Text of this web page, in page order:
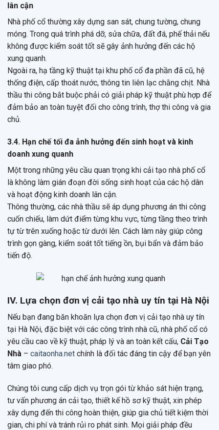
lân cận
Nhà phố cổ thường xây dựng san sát, chung tường, chung
móng. Trong quá trình phá dỡ, sửa chữa, đất đá, phế thải nếu
không được kiểm soát tốt sẽ gây ảnh hưởng đến các hộ
xung quanh.
Ngoài ra, hạ tầng kỹ thuật tại khu phố cổ đa phần đã cũ, hệ
thống điện, cấp thoát nước, thông tin liên lạc chằng chịt. Nhà
thầu thi công bắt buộc phải có giải pháp kỹ thuật phù hợp để
đảm bảo an toàn tuyệt đối cho công trình, thợ thi công và gia
chủ.
3.4. Hạn chế tối đa ảnh hưởng đến sinh hoạt và kinh
doanh xung quanh
Một trong những yêu cầu quan trọng khi cải tạo nhà phố cổ
là không làm gián đoạn đời sống sinh hoạt của các hộ dân
và hoạt động kinh doanh lân cận.
Thông thường, các nhà thầu sẽ áp dụng phương án thi công
cuốn chiếu, làm dứt điểm từng khu vực, từng tầng theo trình
tự từ trên xuống hoặc từ dưới lên. Cách làm này giúp công
trình gọn gàng, kiểm soát tốt tiếng ồn, bụi bẩn và đảm bảo
tiến độ.
IV. Lựa chọn đơn vị cải tạo nhà uy tín tại Hà Nội
Nếu bạn đang băn khoăn lựa chọn đơn vị cải tạo nhà uy tín
tại Hà Nội, đặc biệt với các công trình nhà cũ, nhà phố cổ có
yêu cầu cao về kỹ thuật, pháp lý và an toàn kết cấu, Cải Tạo
Nhà – caitaonha.net chính là đối tác đáng tin cậy để bạn yên
tâm giao phó.
Chúng tôi cung cấp dịch vụ trọn gói từ khảo sát hiện trạng,
tư vấn phương án cải tạo, thiết kế hồ sơ kỹ thuật, xin phép
xây dựng đến thi công hoàn thiện, giúp gia chủ tiết kiệm thời
gian, chi phí và tránh rủi ro phát sinh. Mọi giải pháp đều